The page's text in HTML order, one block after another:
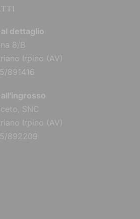
al dettaglio
8/B
Irpino (AV)
891416
SNC
Irpino (AV)
892209